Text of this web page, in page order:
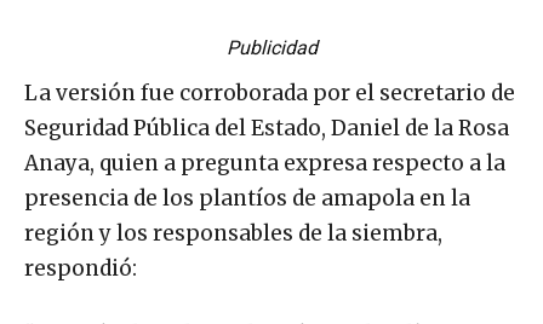
Publicidad
La versión fue corroborada por el secretario de
Seguridad Pública del Estado, Daniel de la Rosa
Anaya, quien a pregunta expresa respecto a la
presencia de los plantíos de amapola en la
región y los responsables de la siembra,
respondió: